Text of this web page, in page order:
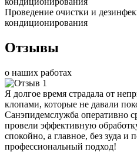
Проведение очистки и
кондиционирования
Отзывы
о наших работах
Я долгое время страдала от
клопами, которые не давали
Санэпидемслужба оперативно
провели эффективную
спокойно, а главное, без зуда и
профессиональный подход!